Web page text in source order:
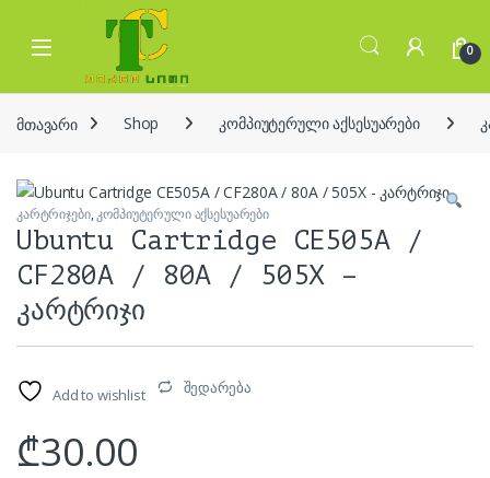
Skip to navigation
Skip to content
Open 0
მთავარი Shop კომპიუტერული აქსესუარები
კარტრიჯები,კომპიუტერული აქსესუარები
Ubuntu Cartridge CE505A /
CF280A / 80A / 505X –
კარტრიჯი
Add to wishlist შედარება
₾30.00